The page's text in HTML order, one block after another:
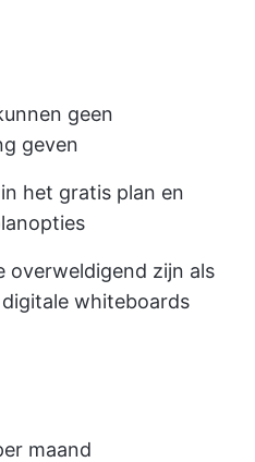
geen
geven
het gratis plan en
overweldigend zijn als
whiteboards
maand